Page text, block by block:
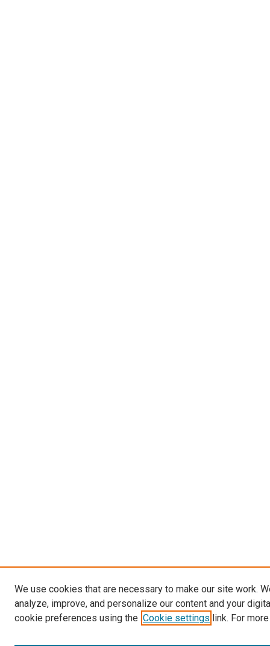
We use cookies that are necessary to make our site work.
analyze, improve, and personalize our content and your
cookie preferences using the Cookie settings link. For